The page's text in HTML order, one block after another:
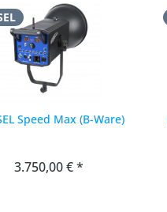
Speed Max (B-Ware)
3.750,00 € *